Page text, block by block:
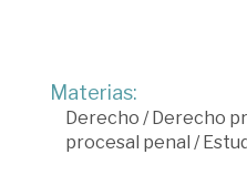
Materias:
Derecho /Derecho
procesal penal /